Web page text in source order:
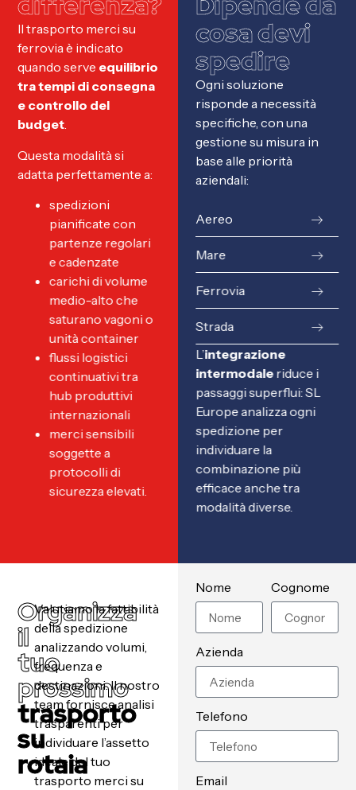
Il trasporto merci su
ferrovia è indicato
quando serve equilibrio
tra tempi di consegna
e controllo del
budget.
Questa modalità si
adatta perfettamente a:
spedizioni
pianificate con
partenze regolari
e cadenzate
carichi di volume
medio-alto che
saturano vagoni o
unità container
flussi logistici
continuativi tra
hub produttivi
internazionali
merci sensibili
soggette a
protocolli di
sicurezza elevati.
cosa devi
spedire
Ogni soluzione
risponde a necessità
specifiche, con una
gestione su misura in
base alle priorità
aziendali:
Aereo
Mare
Ferrovia
Strada
L’integrazione
intermodaleriduce i
passaggi superflui: SL
Europe analizza ogni
spedizione per
individuare la
combinazione più
efficace anche tra
modalità diverse.
Organizza
il
tuo
prossimo
trasporto
su
rotaia
Valutiamo la fattibilità
della spedizione
analizzando volumi,
frequenza e
destinazioni. Il nostro
team fornisce analisi
trasparenti per
individuare l’assetto
ideale del tuo
trasporto merci su
Nome Cognome
Azienda
Telefono
Email